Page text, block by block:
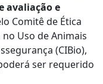
avaliação e
Comitê de Ética
no Uso de Animais
(CIBio),
ser requerido